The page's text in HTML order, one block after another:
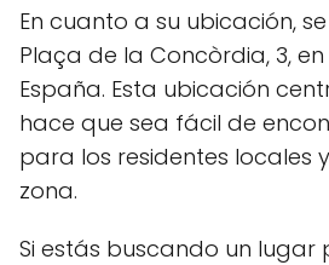
En cuanto a su ubicación,
Plaça de la Concòrdia, 3,
España. Esta ubicación
hace que sea fácil de
para los residentes locales
zona.
Si estás buscando un